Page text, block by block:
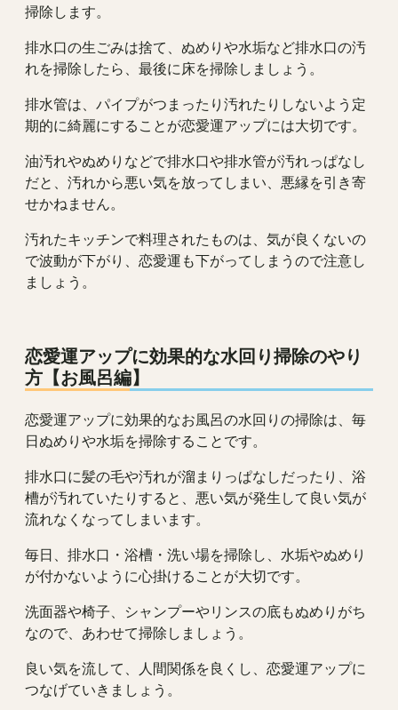
掃除します。
排水口の生ごみは捨て、ぬめりや水垢など排水口の汚
れを掃除したら、最後に床を掃除しましょう。
排水管は、パイプがつまったり汚れたりしないよう定
期的に綺麗にすることが恋愛運アップには大切です。
油汚れやぬめりなどで排水口や排水管が汚れっぱなし
だと、汚れから悪い気を放ってしまい、悪縁を引き寄
せかねません。
汚れたキッチンで料理されたものは、気が良くないの
で波動が下がり、恋愛運も下がってしまうので注意し
ましょう。
恋愛運アップに効果的な水回り掃除のやり
方【お風呂編】
恋愛運アップに効果的なお風呂の水回りの掃除は、毎
日ぬめりや水垢を掃除することです。
排水口に髪の毛や汚れが溜まりっぱなしだったり、浴
槽が汚れていたりすると、悪い気が発生して良い気が
流れなくなってしまいます。
毎日、排水口・浴槽・洗い場を掃除し、水垢やぬめり
が付かないように心掛けることが大切です。
洗面器や椅子、シャンプーやリンスの底もぬめりがち
なので、あわせて掃除しましょう。
良い気を流して、人間関係を良くし、恋愛運アップに
つなげていきましょう。